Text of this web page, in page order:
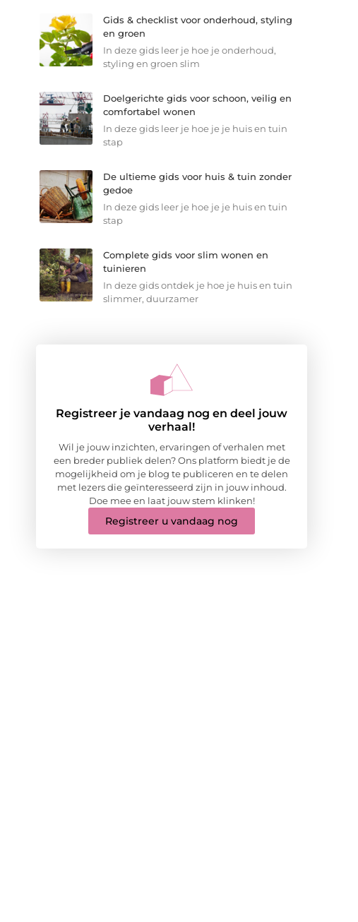
Gids & checklist voor onderhoud, styling
en groen
In deze gids leer je hoe je onderhoud,
styling en groen slim
Doelgerichte gids voor schoon, veilig en
comfortabel wonen
In deze gids leer je hoe je je huis en tuin
stap
De ultieme gids voor huis & tuin zonder
gedoe
In deze gids leer je hoe je je huis en tuin
stap
Complete gids voor slim wonen en
tuinieren
In deze gids ontdek je hoe je huis en tuin
slimmer, duurzamer
Registreer je vandaag nog en deel jouw
verhaal!
Wil je jouw inzichten, ervaringen of verhalen met
een breder publiek delen? Ons platform biedt je de
mogelijkheid om je blog te publiceren en te delen
met lezers die geïnteresseerd zijn in jouw inhoud.
Doe mee en laat jouw stem klinken!
Registreer u vandaag nog